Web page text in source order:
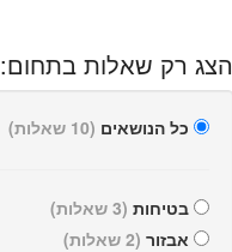
הצג רק שאלות בתחום:
כל הנושאים (10 שאלות)
בטיחות (3 שאלות)
אבזור (2 שאלות)